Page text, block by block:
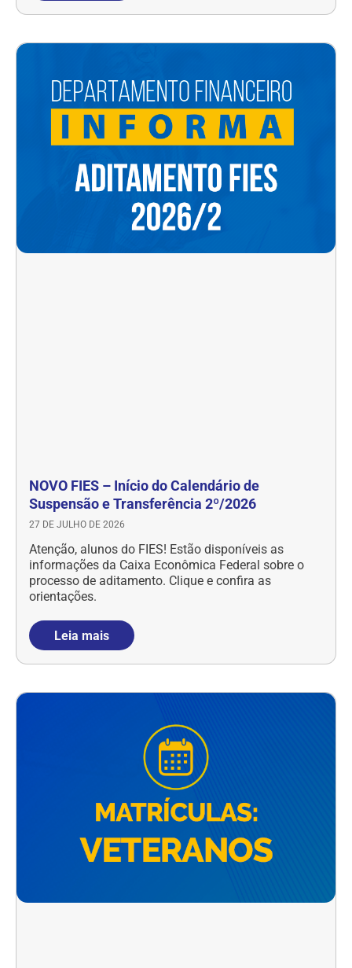
NOVO FIES – Início do Calendário de
Suspensão e Transferência 2º/2026
27 DE JULHO DE 2026
Atenção, alunos do FIES! Estão disponíveis as
informações da Caixa Econômica Federal sobre o
processo de aditamento. Clique e confira as
orientações.
Leia mais